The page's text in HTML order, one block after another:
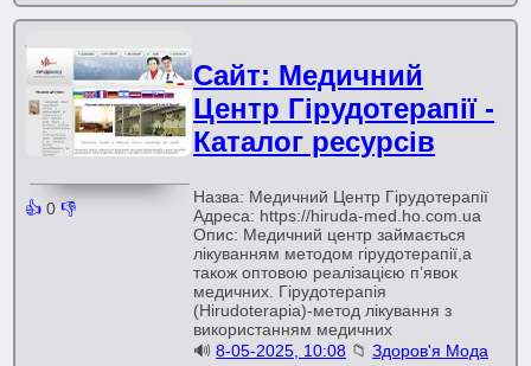
👍 0 👎
Сайт: Медичний
Центр Гірудотерапії -
Каталог ресурсів
Назва: Медичний Центр Гірудотерапії
Адреса: https://hiruda-med.ho.com.ua
Опис: Медичний центр займається
лікуванням методом гірудотерапії,а
також оптовою реалізацією п’явок
медичних. Гірудотерапія
(Hirudoterapia)-метод лікування з
використанням медичних
🔊8-05-2025, 10:08 📁Здоров'я Мода